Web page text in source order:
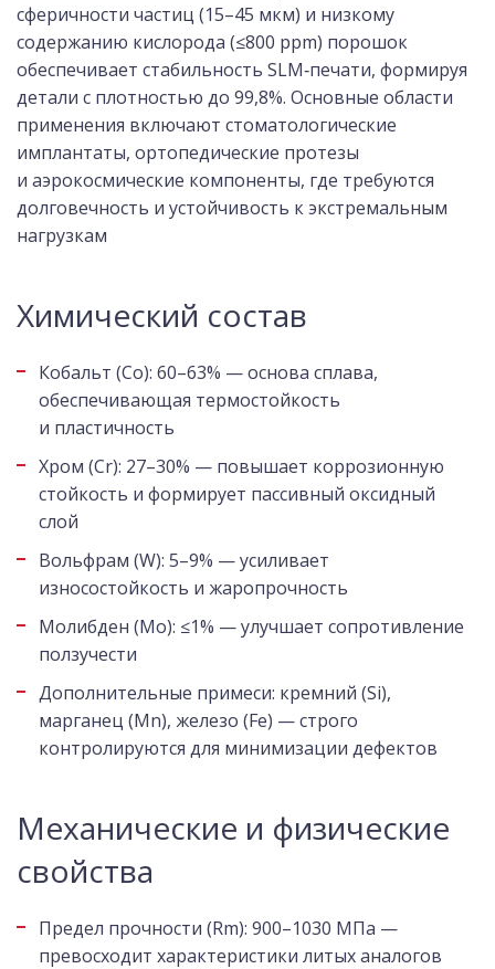
сферичности частиц (15–45 мкм) и низкому
содержанию кислорода (≤800 ppm) порошок
обеспечивает стабильность SLM‑печати, формируя
детали с плотностью до 99,8%. Основные области
применения включают стоматологические
имплантаты, ортопедические протезы
и аэрокосмические компоненты, где требуются
долговечность и устойчивость к экстремальным
нагрузкам
Химический состав
Кобальт (Co): 60–63% — основа сплава,
обеспечивающая термостойкость
и пластичность
Хром (Cr): 27–30% — повышает коррозионную
стойкость и формирует пассивный оксидный
слой
Вольфрам (W): 5–9% — усиливает
износостойкость и жаропрочность
Молибден (Mo): ≤1% — улучшает сопротивление
ползучести
Дополнительные примеси: кремний (Si),
марганец (Mn), железо (Fe) — строго
контролируются для минимизации дефектов
Механические и физические
свойства
Предел прочности (Rm): 900–1030 МПа —
превосходит характеристики литых аналогов